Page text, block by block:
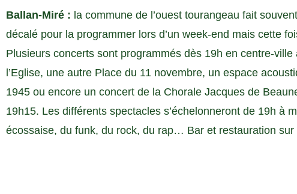
Ballan-Miré : la commune de l’ouest tourangeau fait
décalé pour la programmer lors d’un week-end mais cette
Plusieurs concerts sont programmés dès 19h en centre-
l’Eglise, une autre Place du 11 novembre, un espace
1945 ou encore un concert de la Chorale Jacques de
19h15. Les différents spectacles s’échelonneront de 19h à
écossaise, du funk, du rock, du rap… Bar et restauration sur